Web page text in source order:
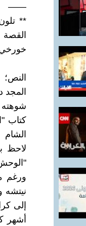
——
**
القصة
خورخي
النص؛
المجد
شوهته
كتاب
ورغم
نيتشه
إلى
أشهر